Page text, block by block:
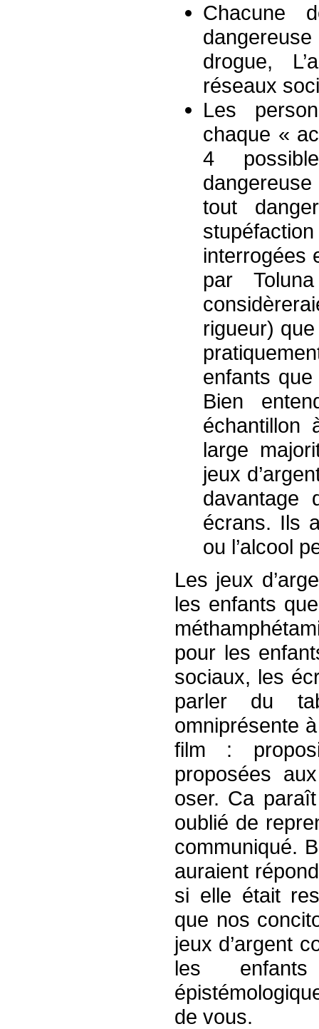
Chacune
drogue,
réseaux
Les
chaque «
4
tout
interrogées
par
rigueur)
enfants
Bien
large
jeux
davantage
écrans. Ils
ou l’alcool
Les jeux
les enfants
pour les
sociaux, les
parler du
omniprésente
film :
proposées
oser. Ca
oublié de
communiqué.
auraient
si elle était
que nos
jeux d’argent
les
de vous.